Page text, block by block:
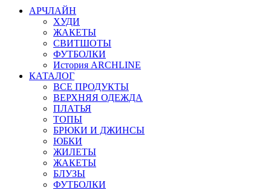
АРЧЛАЙН
ХУДИ
ЖАКЕТЫ
СВИТШОТЫ
ФУТБОЛКИ
История ARCHLINE
КАТАЛОГ
ВСЕ ПРОДУКТЫ
ВЕРХНЯЯ ОДЕЖДА
ПЛАТЬЯ
ТОПЫ
БРЮКИ И ДЖИНСЫ
ЮБКИ
ЖИЛЕТЫ
ЖАКЕТЫ
БЛУЗЫ
ФУТБОЛКИ